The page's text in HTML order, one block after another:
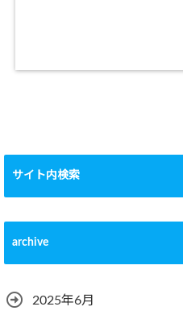
サイト内検索
archive
2025年6月